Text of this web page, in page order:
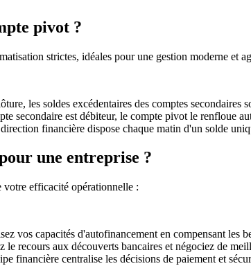
pivot ?
strictes, idéales pour une gestion moderne et
les soldes excédentaires des comptes secondaires
secondaire est débiteur, le compte pivot le renfloue
financière dispose chaque matin d'un solde
une entreprise ?
efficacité opérationnelle :
vos capacités d'autofinancement en compensant les
le recours aux découverts bancaires et négociez de
financière centralise les décisions de paiement et